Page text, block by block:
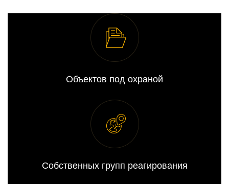
Объектов под охраной
Собственных групп реагирования